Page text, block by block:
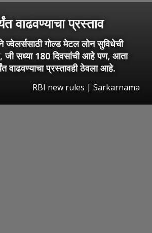
वाढवण्याचा प्रस्ताव
गोल्ड मेटल लोन सुविधेची
जी सध्या 180 दिवसांची आहे पण, आता
वाढवण्याचा प्रस्तावही ठेवला आहे.
RBI new rules | Sarkarnama